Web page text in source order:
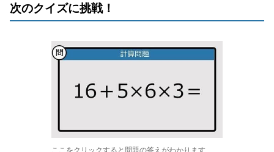
次のクイズに挑戦！
ここをクリックすると問題の答えがわかります